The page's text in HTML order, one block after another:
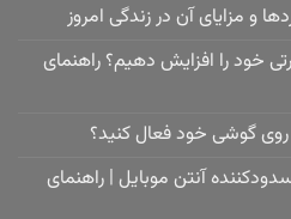
و مزایای آن در زندگی امروز
خود را افزایش دهیم؟ راهنمای
آنتن موبایل | راهنمای